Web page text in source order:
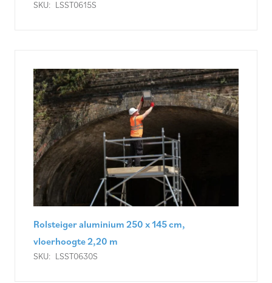
SKU: LSST0615S
Rolsteiger aluminium 250 x 145 cm,
vloerhoogte 2,20 m
SKU: LSST0630S